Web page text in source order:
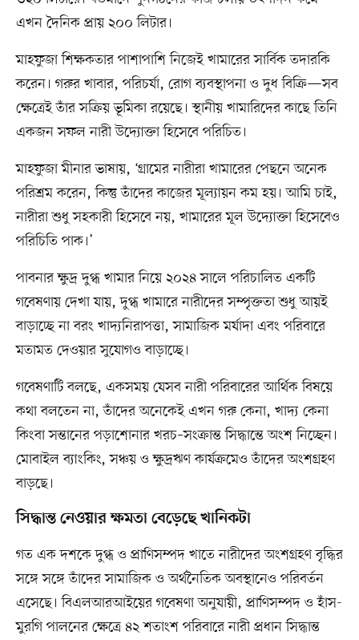
এখন দৈনিক প্রায় ২০০ লিটার।
মাহফুজা শিক্ষকতার পাশাপাশি নিজেই খামারের সার্বিক তদারকি
করেন। গরুর খাবার, পরিচর্যা, রোগ ব্যবস্থাপনা ও দুধ বিক্রি—সব
ক্ষেত্রেই তাঁর সক্রিয় ভূমিকা রয়েছে। স্থানীয় খামারিদের কাছে তিনি
একজন সফল নারী উদ্যোক্তা হিসেবে পরিচিত।
মাহফুজা মীনার ভাষায়, ‘গ্রামের নারীরা খামারের পেছনে অনেক
পরিশ্রম করেন, কিন্তু তাঁদের কাজের মূল্যায়ন কম হয়। আমি চাই,
নারীরা শুধু সহকারী হিসেবে নয়, খামারের মূল উদ্যোক্তা হিসেবেও
পরিচিতি পাক।’
পাবনার ক্ষুদ্র দুগ্ধ খামার নিয়ে ২০২৪ সালে পরিচালিত একটি
গবেষণায় দেখা যায়, দুগ্ধ খামারে নারীদের সম্পৃক্ততা শুধু আয়ই
বাড়াচ্ছে না বরং খাদ্যনিরাপত্তা, সামাজিক মর্যাদা এবং পরিবারে
মতামত দেওয়ার সুযোগও বাড়াচ্ছে।
গবেষণাটি বলছে, একসময় যেসব নারী পরিবারের আর্থিক বিষয়ে
কথা বলতেন না, তাঁদের অনেকেই এখন গরু কেনা, খাদ্য কেনা
কিংবা সন্তানের পড়াশোনার খরচ–সংক্রান্ত সিদ্ধান্তে অংশ নিচ্ছেন।
মোবাইল ব্যাংকিং, সঞ্চয় ও ক্ষুদ্রঋণ কার্যক্রমেও তাঁদের অংশগ্রহণ
বাড়ছে।
সিদ্ধান্ত নেওয়ার ক্ষমতা বেড়েছে খানিকটা
গত এক দশকে দুগ্ধ ও প্রাণিসম্পদ খাতে নারীদের অংশগ্রহণ বৃদ্ধির
সঙ্গে সঙ্গে তাঁদের সামাজিক ও অর্থনৈতিক অবস্থানেও পরিবর্তন
এসেছে। বিএলআরআইয়ের গবেষণা অনুযায়ী, প্রাণিসম্পদ ও হাঁস-
মুরগি পালনের ক্ষেত্রে ৪২ শতাংশ পরিবারে নারী প্রধান সিদ্ধান্ত